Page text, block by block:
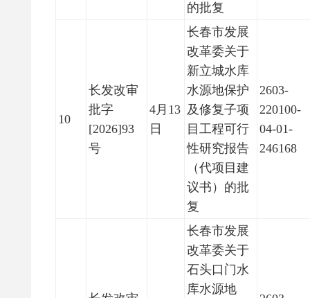
的批复
10
长发改审
批字
[2026]93
号
4月13
日
长春市发展
改革委关于
新立城水库
水源地保护
及修复子项
目工程可行
性研究报告
（代项目建
议书）的批
复
2603-
220100-
04-01-
246168
长春市发展
改革委关于
石头口门水
库水源地